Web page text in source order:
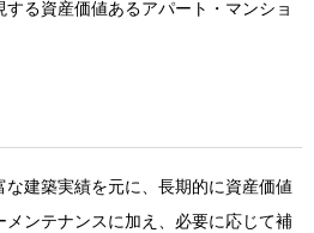
る資産価値あるアパート・マンショ
建築実績を元に、長期的に資産価値
ンテナンスに加え、必要に応じて補